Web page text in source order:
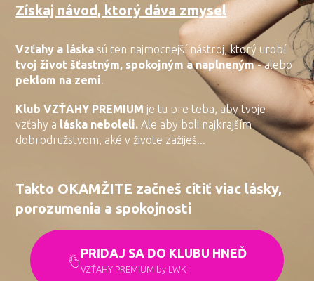
Získaj návod, ktorý dáva zmysel
Vzťahy a láska sú ten najmocnejší nástroj, ktorý urobí
tvoj život šťastným, spokojným a naplneným- alebo
peklom na zemi.
Klub VZŤAHY PREMIUM je tu pre teba, aby tvoje
vzťahy a láska neboleli. Ale aby boli najkrajším
dobrodružstvom, aké v živote zažiješ...
Takto OKAMŽITE začneš cítiť viac lásky,
porozumenia a spokojnosti
PRIDAJ SA DO KLUBU HNEĎ
VZŤAHY PREMIUM by LWK